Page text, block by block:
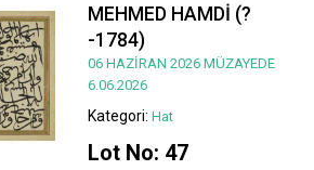
MEHMED HAMDİ (?
-1784)
06 HAZİRAN 2026 MÜZAYEDE
6.06.2026
Kategori: Hat
Lot No: 47